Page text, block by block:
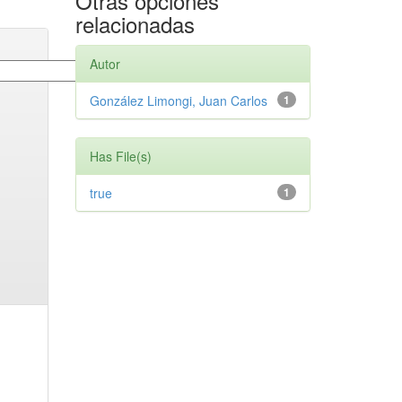
relacionadas
Autor
1
González Limongi, Juan Carlos
Has File(s)
1
true